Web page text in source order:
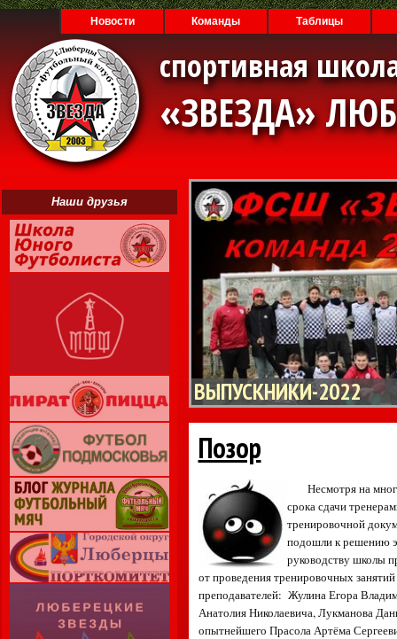
Новости Команды Таблицы
спортивная
«ЗВЕЗДА»
Наши друзья
ВЫПУСКНИКИ-2022
Позор
Несмотря на
срока сдачи
тренировочной
подошли к решению
руководству школы
от проведения тренировочных
преподавателей: Жулина Егора
Анатолия Николаевича, Лукманова
опытнейшего Прасола Артёма